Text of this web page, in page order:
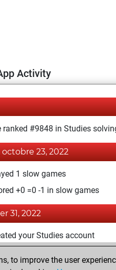
Activity
ranked #9848 in Studies
23, 2022
1 slow games
+0 =0 -1 in slow games
31, 2022
your Studies account
19, 2021
to improve the user